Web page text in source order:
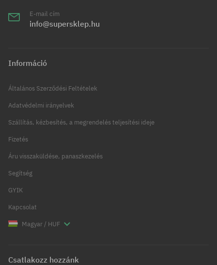
E-mail cím
info@supersklep.hu
Információ
Általános Szerződési Feltételek
Adatvédelmi irányelvek
Szállítás, kézbesítés, a megrendelés teljesítési ideje
Fizetés
Áru visszaküldése, panaszkezelés
Segítség
GYIK
Kapcsolat
Magyar / HUF
Csatlakozz hozzánk